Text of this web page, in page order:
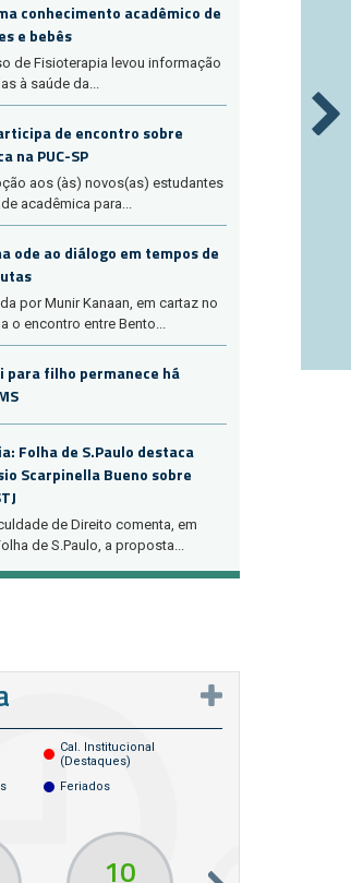
conhecimento acadêmico de
e bebês
de Fisioterapia levou informação
à saúde da...
de encontro sobre
na PUC-SP
aos (às) novos(as) estudantes
acadêmica para...
ode ao diálogo em tempos de
por Munir Kanaan, em cartaz no
o encontro entre Bento...
para filho permanece há
Folha de S.Paulo destaca
Scarpinella Bueno sobre
de Direito comenta, em
de S.Paulo, a proposta...
Cal. Institucional
(destaques)
Feriados
10